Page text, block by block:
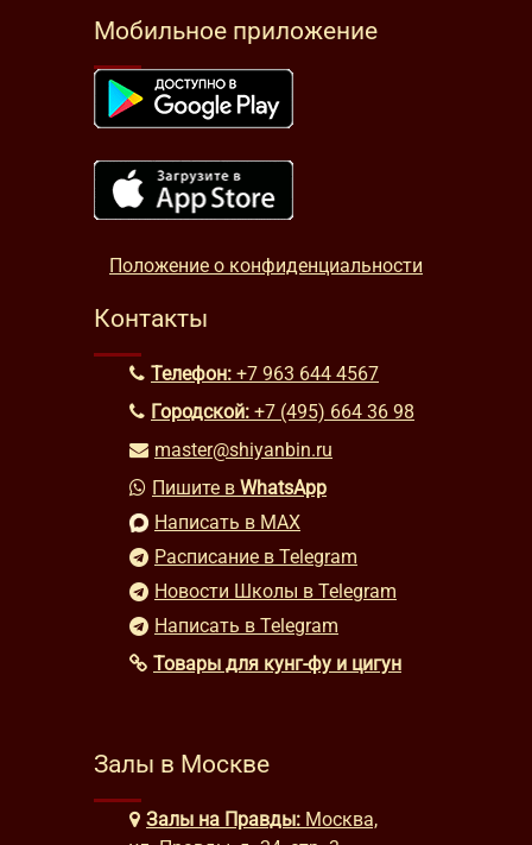
Мобильное приложение
Положение о конфиденциальности
Контакты
Телефон: +7 963 644 4567
Городской: +7 (495) 664 36 98
master@shiyanbin.ru
Пишите в WhatsApp
Написать в MAX
Расписание в Telegram
Новости Школы в Telegram
Написать в Telegram
Товары для кунг-фу и цигун
Залы в Москве
Залы на Правды: Москва,